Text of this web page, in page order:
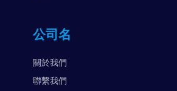
公司名
關於我們
聯繫我們